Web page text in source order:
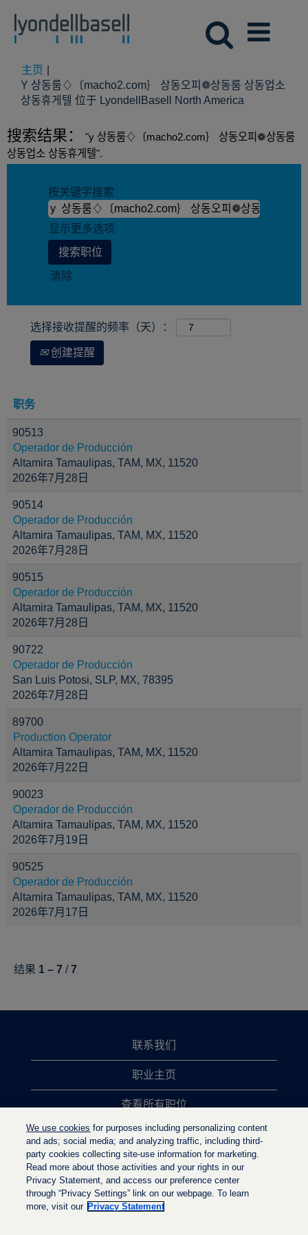
主页
Y 상동룸♢〔macho2.com｝ 상동오피❁상동룸 상동업소
상동휴게텔 位于 LyondellBasell North America
页
面）
搜索结果：
"y 상동룸♢〔macho2.com｝ 상동오피❁상동룸
상동업소 상동휴게텔".
按关键字搜索
显示更多选项
清除
选择接收提醒的频率（天）：
创建提醒
职务
90513
Operador de Producción
Altamira Tamaulipas, TAM, MX, 11520
2026年7月28日
90514
Operador de Producción
Altamira Tamaulipas, TAM, MX, 11520
2026年7月28日
90515
Operador de Producción
Altamira Tamaulipas, TAM, MX, 11520
2026年7月28日
90722
Operador de Producción
San Luis Potosi, SLP, MX, 78395
2026年7月28日
89700
Production Operator
Altamira Tamaulipas, TAM, MX, 11520
2026年7月22日
90023
Operador de Producción
Altamira Tamaulipas, TAM, MX, 11520
2026年7月19日
90525
Operador de Producción
Altamira Tamaulipas, TAM, MX, 11520
2026年7月17日
结果 1 – 7 /7
联系我们
职业主页
查看所有职位
热门职位搜索
隐私政策
We use cookies for purposes including personalizing content
and ads; social media; and analyzing traffic, including third-
party cookies collecting site-use information for marketing.
Read more about those activities and your rights in our
Privacy Statement, and access our preference center
through “Privacy Settings” link on our webpage. To learn
more, visit our Privacy Statement